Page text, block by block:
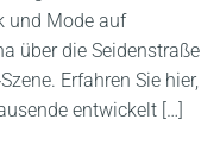
und Mode auf
über die Seidenstraße
Erfahren Sie hier,
entwickelt […]